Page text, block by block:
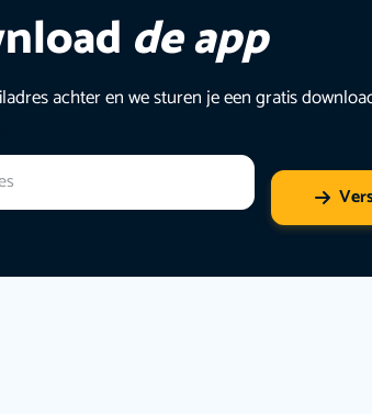
de app
achter en we sturen je een gratis